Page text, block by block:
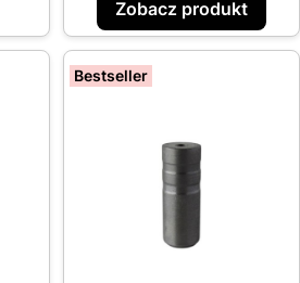
Zobacz produkt
Bestseller